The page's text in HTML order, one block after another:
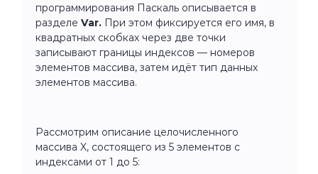
программирования Паскаль описывается в
разделе Var. При этом фиксируется его имя, в
квадратных скобках через две точки
записывают границы индексов — номеров
элементов массива, затем идёт тип данных
элементов массива.
Рассмотрим описание целочисленного
массива X, состоящего из 5 элементов с
индексами от 1 до 5: